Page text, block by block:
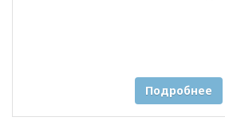
Подробнее